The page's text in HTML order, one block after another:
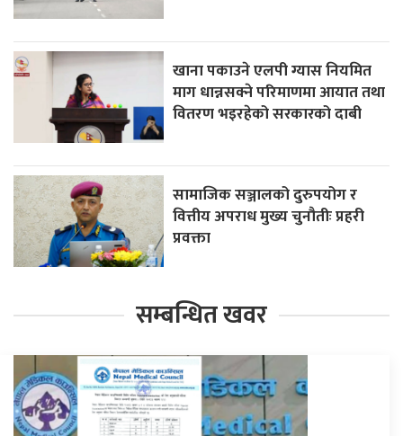
खाना पकाउने एलपी ग्यास नियमित
माग धान्नसक्ने परिमाणमा आयात तथा
वितरण भइरहेको सरकारको दाबी
सामाजिक सञ्जालको दुरुपयोग र
वित्तीय अपराध मुख्य चुनौतीः प्रहरी
प्रवक्ता
सम्बन्धित खवर